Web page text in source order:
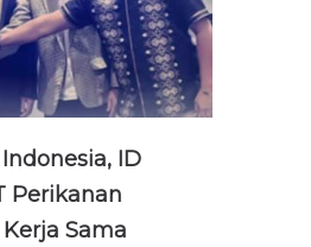
ID
Perikanan
Sama